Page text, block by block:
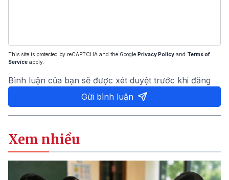
This site is protected by reCAPTCHA and the Google Privacy Policy and Terms of
Service apply.
Bình luận của bạn sẽ được xét duyệt trước khi đăng
Gửi bình luận
Xem nhiều